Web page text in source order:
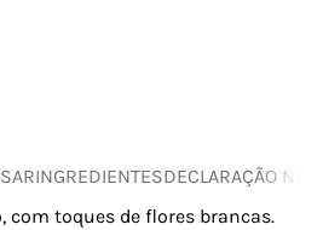
INGREDIENTESDECLARAÇÃO
com toques de flores brancas.